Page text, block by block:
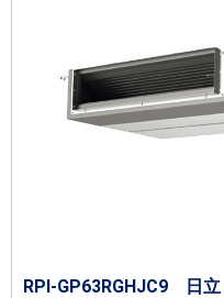
RPI-GP63RGHJC9 日